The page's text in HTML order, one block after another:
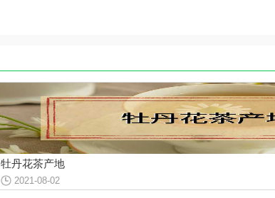
牡丹花茶产地
2021-08-02